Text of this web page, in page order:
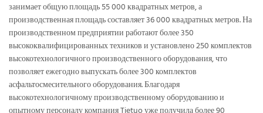
занимает общую площадь 55 000 квадратных метров, а
производственная площадь составляет 36 000 квадратных метров. На
производственном предприятии работают более 350
высококвалифицированных техников и установлено 250 комплектов
высокотехнологичного производственного оборудования, что
позволяет ежегодно выпускать более 300 комплектов
асфальтосмесительного оборудования. Благодаря
высокотехнологичному производственному оборудованию и